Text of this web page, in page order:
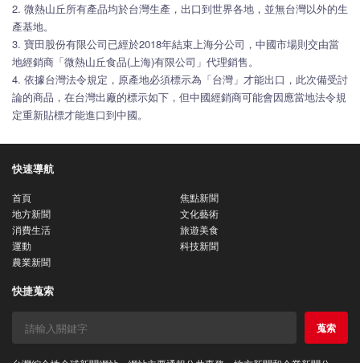
2. 微熱山丘所有產品均於台灣生產，出口到世界各地，並無台灣以外的生
產基地。
3. 寶田股份有限公司已經於2018年結束上海分公司，中國市場則交由當
地經銷商「微熱山丘食品(上海)有限公司」代理銷售。
4. 依據台灣法令規定，原產地必須標示為「台灣」才能出口，此次備受討
論的商品，在台灣出廠的標示如下，但中國經銷商可能會因應當地法令規
定重新貼標才能進口到中國。
快速導航
首頁
焦點新聞
地方新聞
文化藝術
消費生活
旅遊美食
運動
科技新聞
農業新聞
快捷蒐索
蒐索